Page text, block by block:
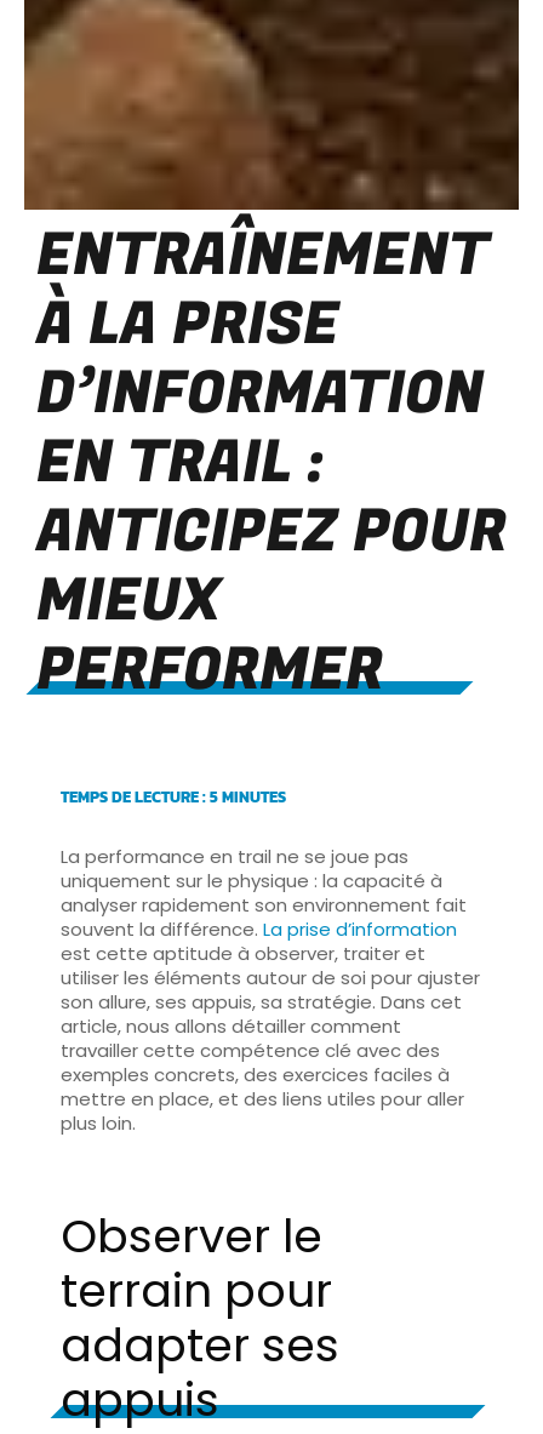
ENTRAÎNEMENT
À LA PRISE
D’INFORMATION
EN TRAIL :
ANTICIPEZ POUR
MIEUX
PERFORMER
TEMPS DE LECTURE : 5 MINUTES
La performance en trail ne se joue pas
uniquement sur le physique : la capacité à
analyser rapidement son environnement fait
souvent la différence. La prise d’information
est cette aptitude à observer, traiter et
utiliser les éléments autour de soi pour ajuster
son allure, ses appuis, sa stratégie. Dans cet
article, nous allons détailler comment
travailler cette compétence clé avec des
exemples concrets, des exercices faciles à
mettre en place, et des liens utiles pour aller
plus loin.
Observer le
terrain pour
adapter ses
appuis